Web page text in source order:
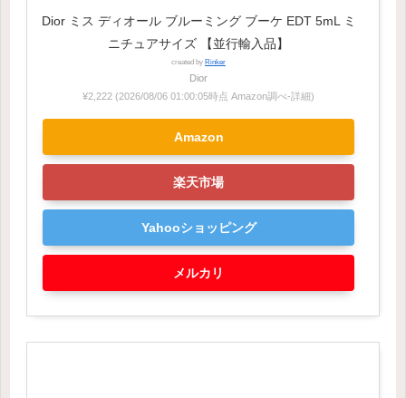
Dior ミス ディオール ブルーミング ブーケ EDT 5mL ミ
ニチュアサイズ 【並行輸入品】
created by Rinker
Dior
¥2,222 (2026/08/06 01:00:05時点 Amazon調べ-詳細)
Amazon
楽天市場
Yahooショッピング
メルカリ